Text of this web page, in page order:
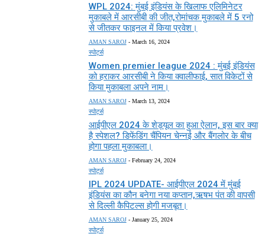
WPL 2024: मुंबई इंडियंस के खिलाफ एलिमिनेटर
मुकाबले में आरसीबी की जीत,रोमांचक मुकाबले में 5 रनो
से जीतकर फाइनल में किया प्रवेश।
AMAN SAROJ - March 16, 2024
स्पोर्ट्स
Women premier league 2024 : मुंबई इंडियंस
को हराकर आरसीबी ने किया क्वालीफाई, सात विकेटों से
किया मुकाबला अपने नाम।
AMAN SAROJ - March 13, 2024
स्पोर्ट्स
आईपीएल 2024 के शेड्यूल का हुआ ऐलान, इस बार क्या
है स्पेशल? डिफेंडिंग चैंपियन चेन्नई और बैंगलोर के बीच
होगा पहला मुकाबला।
AMAN SAROJ - February 24, 2024
स्पोर्ट्स
IPL 2024 UPDATE- आईपीएल 2024 में मुंबई
इंडियंस का कौन बनेगा नया कप्तान,ऋषभ पंत की वापसी
से दिल्ली कैपिटल्स होगी मजबूत।
AMAN SAROJ - January 25, 2024
स्पोर्ट्स